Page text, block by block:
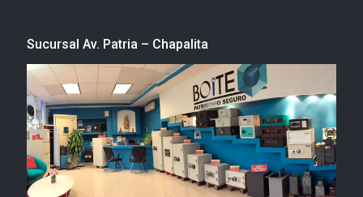
Sucursal Av. Patria – Chapalita